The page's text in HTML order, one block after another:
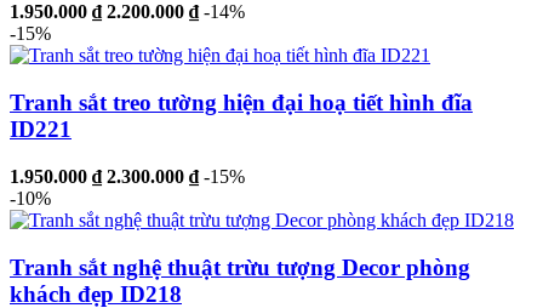
1.950.000 ₫ 2.200.000 ₫ -14%
-15%
Tranh sắt treo tường hiện đại hoạ tiết hình đĩa
ID221
1.950.000 ₫ 2.300.000 ₫ -15%
-10%
Tranh sắt nghệ thuật trừu tượng Decor phòng
khách đẹp ID218